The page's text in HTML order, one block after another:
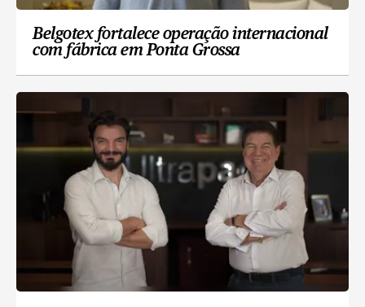
Belgotex fortalece operação internacional
com fábrica em Ponta Grossa